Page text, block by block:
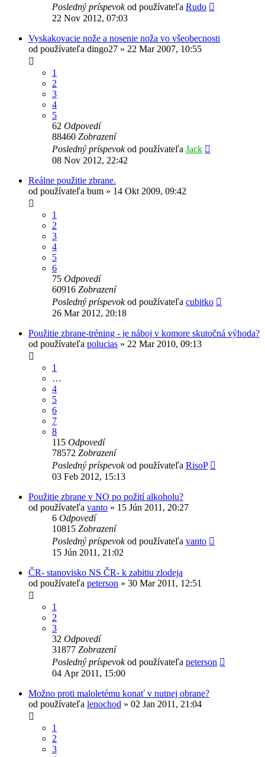
Posledný príspevokod používateľa Rudo
22 Nov 2012, 07:03
Vyskakovacie nože a nosenie noža vo všeobecnosti
od používateľa dingo27 » 22 Mar 2007, 10:55
1
2
3
4
5
62 Odpovedí
88460 Zobrazení
Posledný príspevokod používateľa Jack
08 Nov 2012, 22:42
Reálne použitie zbrane.
od používateľa bum » 14 Okt 2009, 09:42
1
2
3
4
5
6
75 Odpovedí
60916 Zobrazení
Posledný príspevokod používateľa cubitko
26 Mar 2012, 20:18
Použitie zbrane-tréning - je náboj v komore skutočná výhoda?
od používateľa polucias » 22 Mar 2010, 09:13
1
…
4
5
6
7
8
115 Odpovedí
78572 Zobrazení
Posledný príspevokod používateľa RisoP
03 Feb 2012, 15:13
Použitie zbrane v NO po požití alkoholu?
od používateľa vanto » 15 Jún 2011, 20:27
6 Odpovedí
10815 Zobrazení
Posledný príspevokod používateľa vanto
15 Jún 2011, 21:02
ČR- stanovisko NS ČR- k zabitiu zlodeja
od používateľa peterson » 30 Mar 2011, 12:51
1
2
3
32 Odpovedí
31877 Zobrazení
Posledný príspevokod používateľa peterson
04 Apr 2011, 15:00
Možno proti maloletému konať v nutnej obrane?
od používateľa lenochod » 02 Jan 2011, 21:04
1
2
3